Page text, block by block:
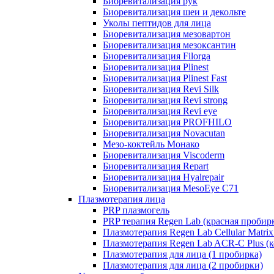
Биоревитализация шеи и декольте
Уколы пептидов для лица
Биоревитализация мезовартон
Биоревитализация мезоксантин
Биоревитализация Filorga
Биоревитализация Plinest
Биоревитализация Plinest Fast
Биоревитализация Revi Silk
Биоревитализация Revi strong
Биоревитализация Revi eye
Биоревитализация PROFHILO
Биоревитализация Novacutan
Мезо-коктейль Монако
Биоревитализация Viscoderm
Биоревитализация Repart
Биоревитализация Hyalrepair
Биоревитализация MesoEye C71
Плазмотерапия лица
PRP плазмогель
PRP терапия Regen Lab (красная
Плазмотерапия Regen Lab Cellular
Плазмотерапия Regen Lab ACR-C Plus
Плазмотерапия для лица (1 пробирка)
Плазмотерапия для лица (2 пробирки)